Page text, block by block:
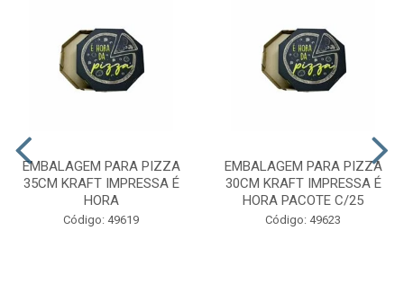
EMBALAGEM PARA PIZZA
35CM KRAFT IMPRESSA É
HORA
Código: 49619
EMBALAGEM PARA PIZZA
30CM KRAFT IMPRESSA É
HORA PACOTE C/25
Código: 49623